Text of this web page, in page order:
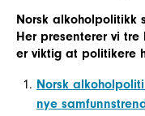
Norsk alkoholpolitikk
Her presenterer vi tre
er viktig at politikere
Norsk
nye